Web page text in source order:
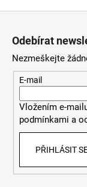
Odebírat
Nezmeškejte
E-mail
Vložením e-
podmínkami a
PŘIHLÁSIT